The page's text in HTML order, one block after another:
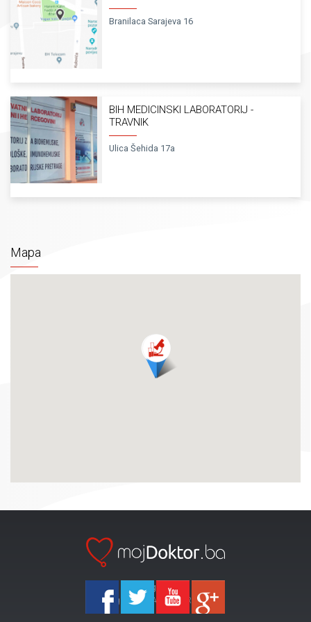
lokaciji Stup.Branilaca Sarajeva 16
BIH MEDICINSKI LABORATORIJ -
TRAVNIK
Ulica Šehida 17a
Mapa
Ka-Agencija
Copyright 2026 All Right Reserved